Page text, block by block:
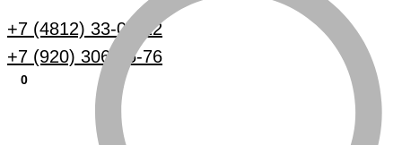
+7 (4812) 33-00-22
+7 (920) 306-25-76
0